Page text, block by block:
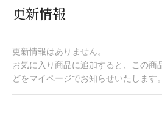
更新情報
更新情報はありません。
お気に入り商品に追加すると、この商
どをマイページでお知らせいたします。